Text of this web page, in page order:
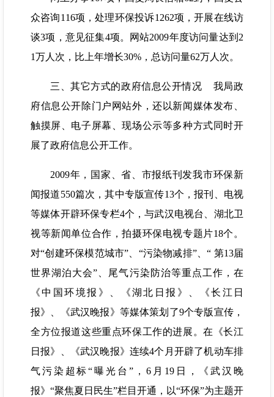
众咨询116项，处理环保投诉1262项，开展在线访
谈3项，意见征集4项。网站2009年度访问量达到2
1万人次，比上年增长30%，总访问量62万人次。
三、其它方式的政府信息公开情况 我局政
府信息公开除门户网站外，还以新闻媒体发布、
触摸屏、电子屏幕、现场公示等多种方式同时开
展了政府信息公开工作。
2009年，国家、省、市报纸刊发我市环保新
闻报道550篇次，其中专版宣传13个，报刊、电视
等媒体开辟环保专栏4个，与武汉电视台、湖北卫
视等新闻单位合作，拍摄环保电视专题片18个。
对“创建环保模范城市”、“污染物减排”、“ 第13届
世界湖泊大会”、尾气污染防治等重点工作，在
《中国环境报》、《湖北日报》、《长江日
报》、《武汉晚报》等媒体策划了9个专版宣传，
全方位报道这些重点环保工作的进展。在《长江
日报》、《武汉晚报》连续4个月开辟了机动车排
气污染超标“曝光台”，6月19日，《武汉晚
报》“聚焦夏日民生”栏目开通，以“环保”为主题开